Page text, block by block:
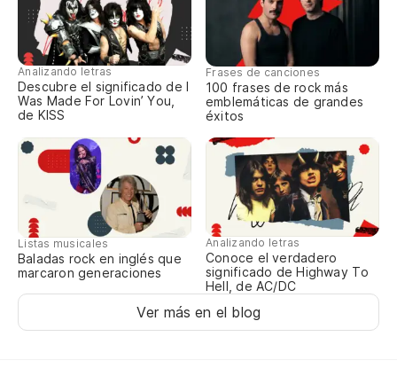
Analizando letras
Descubre el significado de I
Was Made For Lovin’ You,
de KISS
Frases de canciones
100 frases de rock más
emblemáticas de grandes
éxitos
Listas musicales
Baladas rock en inglés que
marcaron generaciones
Analizando letras
Conoce el verdadero
significado de Highway To
Hell, de AC/DC
Ver más en el blog